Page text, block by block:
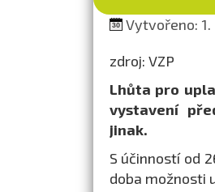
Vytvořeno: 1.
zdroj: VZP
Lhůta pro
vystavení
jinak.
S účinností od
doba možnosti